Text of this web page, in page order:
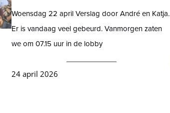
Woensdag 22 april Verslag door André en Katja.
Er is vandaag veel gebeurd. Vanmorgen zaten
we om 07.15 uur in de lobby
24 april 2026